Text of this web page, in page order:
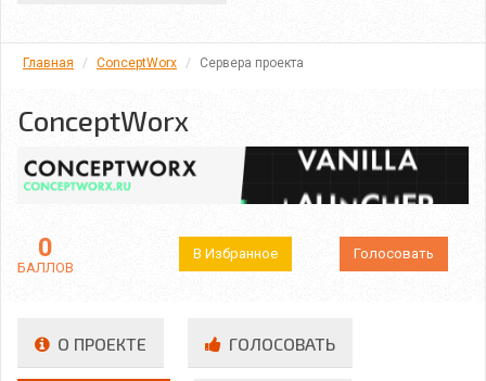
Главная ConceptWorx Сервера проекта
ConceptWorx
0
БАЛЛОВ
В Избранное Голосовать
О ПРОЕКТЕ ГОЛОСОВАТЬ